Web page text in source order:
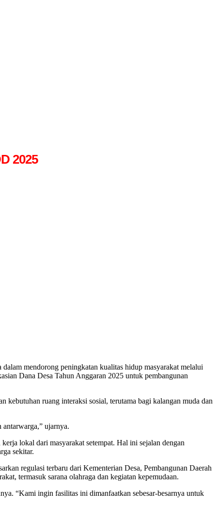
2025
mendorong peningkatan kualitas hidup masyarakat melalui
Dana Desa Tahun Anggaran 2025 untuk pembangunan
ruang interaksi sosial, terutama bagi kalangan muda dan
ujarnya.
lokal dari masyarakat setempat. Hal ini sejalan dengan
sekitar.
regulasi terbaru dari Kementerian Desa, Pembangunan Daerah
termasuk sarana olahraga dan kegiatan kepemudaan.
“Kami ingin fasilitas ini dimanfaatkan sebesar-besarnya untuk